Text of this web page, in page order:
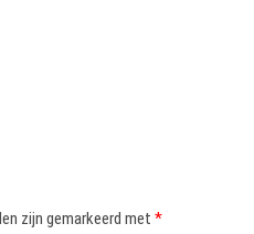
zijn gemarkeerd met *